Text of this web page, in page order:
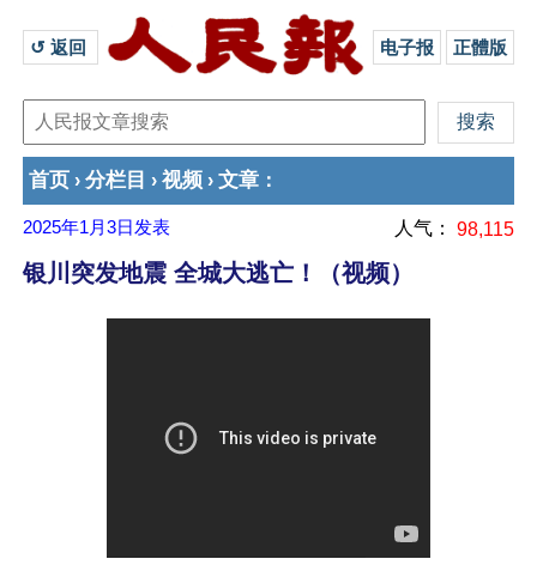
↺ 返回 电子报 正體版
首页 › 分栏目 › 视频 › 文章 ：
2025年1月3日 发表 人气： 98,115
银川突发地震 全城大逃亡！（视频）